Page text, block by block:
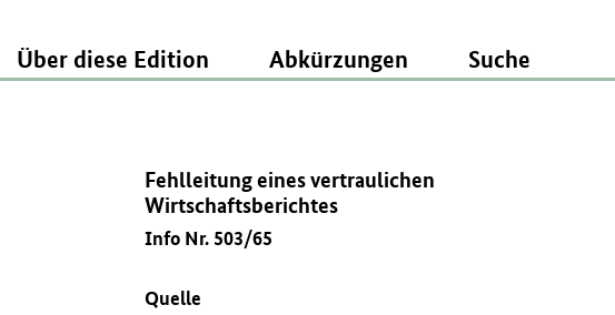
Über diese Edition Abkürzungen Suche
Fehlleitung eines vertraulichen
Wirtschaftsberichtes
Info Nr. 503/65
Quelle